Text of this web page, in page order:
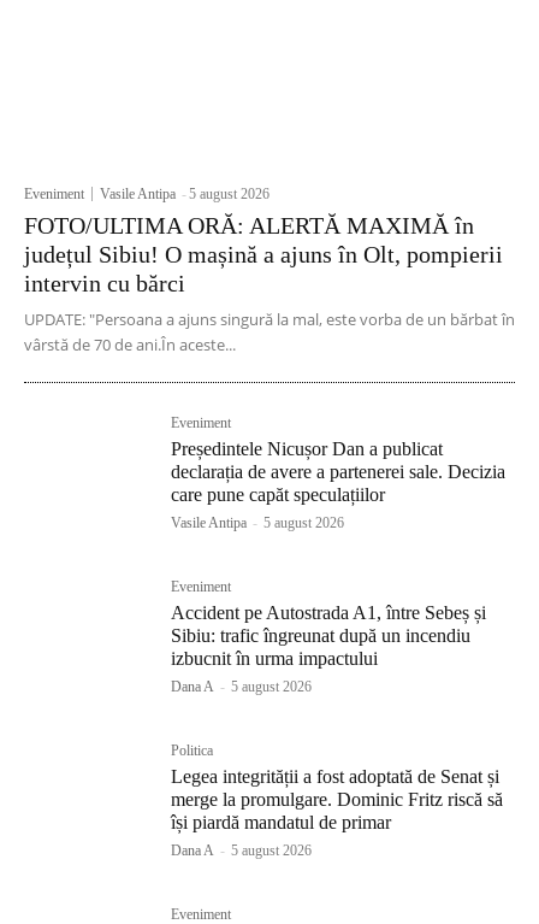
Eveniment Vasile Antipa -5 august 2026
FOTO/ULTIMA ORĂ: ALERTĂ MAXIMĂ în
județul Sibiu! O mașină a ajuns în Olt, pompierii
intervin cu bărci
UPDATE: "Persoana a ajuns singură la mal, este vorba de un bărbat în
vârstă de 70 de ani.În aceste...
Eveniment
Președintele Nicușor Dan a publicat
declarația de avere a partenerei sale. Decizia
care pune capăt speculațiilor
Vasile Antipa - 5 august 2026
Eveniment
Accident pe Autostrada A1, între Sebeș și
Sibiu: trafic îngreunat după un incendiu
izbucnit în urma impactului
Dana A - 5 august 2026
Politica
Legea integrității a fost adoptată de Senat și
merge la promulgare. Dominic Fritz riscă să
își piardă mandatul de primar
Dana A - 5 august 2026
Eveniment